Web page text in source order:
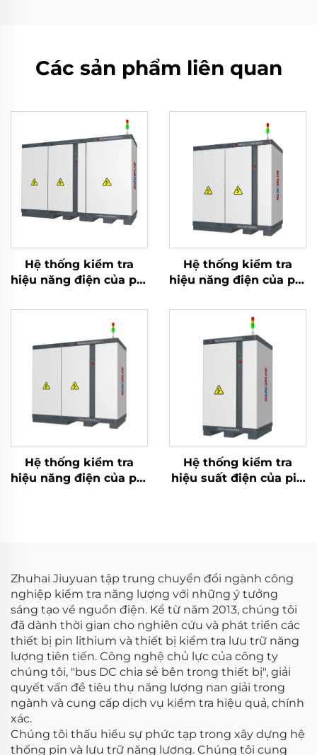
Các sản phẩm liên quan
Hệ thống kiểm tra
hiệu năng điện của pin
Hệ thống kiểm tra
hiệu năng điện của pin
Hệ thống kiểm tra
hiệu năng điện của pin
Hệ thống kiểm tra
hiệu suất điện của pin
Zhuhai Jiuyuan tập trung chuyển đổi ngành công
nghiệp kiểm tra năng lượng với những ý tưởng
sáng tạo về nguồn điện. Kể từ năm 2013, chúng tôi
đã dành thời gian cho nghiên cứu và phát triển các
thiết bị pin lithium và thiết bị kiểm tra lưu trữ năng
lượng tiên tiến. Công nghệ chủ lực của công ty
chúng tôi, "bus DC chia sẻ bên trong thiết bị", giải
quyết vấn đề tiêu thụ năng lượng nan giải trong
ngành và cung cấp dịch vụ kiểm tra hiệu quả, chính
xác.
Chúng tôi thấu hiểu sự phức tạp trong xây dựng hệ
thống pin và lưu trữ năng lượng. Chúng tôi cung